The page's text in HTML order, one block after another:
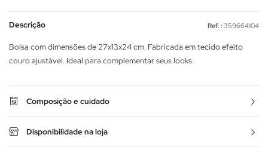
Descrição Ref. : 359664104
Bolsa com dimensões de 27x13x24 cm. Fabricada em tecido efeito
couro ajustável. Ideal para complementar seus looks.
Composição e cuidado
Disponibilidade na loja